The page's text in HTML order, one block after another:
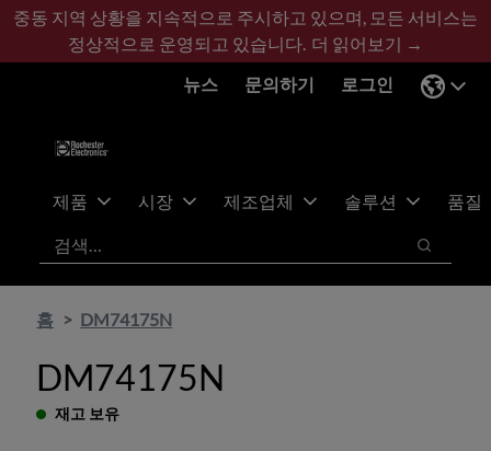
기
콘
바
글
중동 지역 상황을 지속적으로 주시하고 있으며, 모든 서비스는
정상적으로 운영되고 있습니다. 더 읽어보기 →
뉴스
문의하기 로그인
제품 시장 제조업체 솔루션
품질
검색
검색
홈 DM74175N
DM74175N
재고 보유